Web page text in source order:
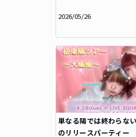
2026/05/26
単なる陽では終わらな
のリリースパーティー